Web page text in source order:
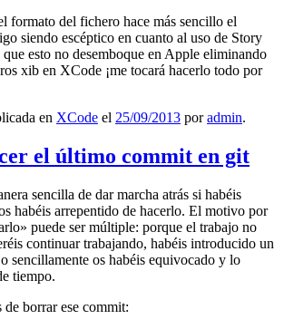
formato del fichero hace más sencillo el
siendo escéptico en cuanto al uso de Story
esto no desemboque en Apple eliminando
xib en XCode ¡me tocará hacerlo todo por
en XCode el 25/09/2013 poradmin.
el último commit en git
sencilla de dar marcha atrás si habéis
habéis arrepentido de hacerlo. El motivo por
puede ser múltiple: porque el trabajo no
continuar trabajando, habéis introducido un
sencillamente os habéis equivocado y lo
tiempo.
de borrar ese commit: